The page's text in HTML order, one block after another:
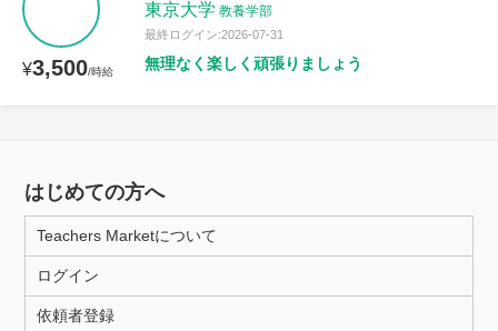
¥3,500/時給
東京大学 教養学部
最終ログイン:2026-07-31
無理なく楽しく頑張りましょう
はじめての方へ
Teachers Marketについて
ログイン
依頼者登録